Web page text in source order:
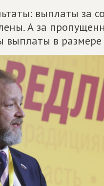
выплаты за
А за
выплаты в